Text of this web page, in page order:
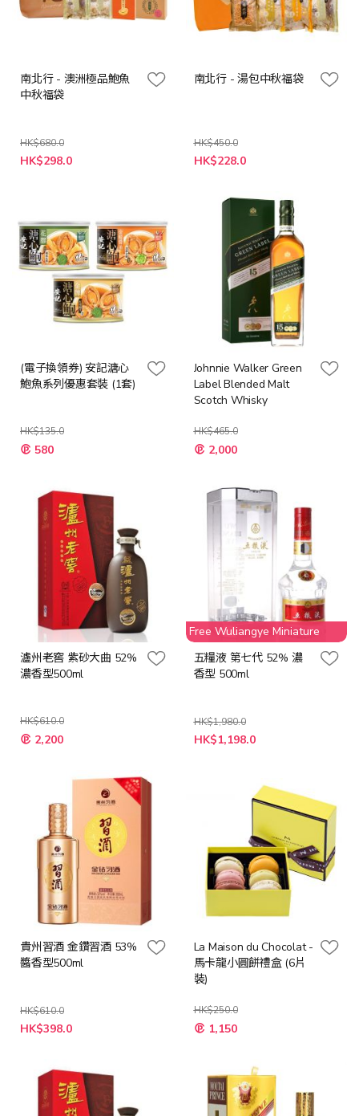
南北行 - 澳洲極品鮑魚
中秋福袋
HK$680.0
特
殊
HK$298.0
南北行 - 湯包中秋福袋
HK$450.0
特
殊
HK$228.0
(電子換領券) 安記溏心
鮑魚系列優惠套裝 (1套)
HK$135.0
特
殊 580
Johnnie Walker Green
Label Blended Malt
Scotch Whisky
HK$465.0
特
殊 2,000
瀘州老窖 紫砂大曲 52%
濃香型500ml
HK$610.0
特
殊 2,200
Free Wuliangye Miniature
五糧液 第七代 52% 濃
香型 500ml
HK$1,980.0
特
殊
HK$1,198.0
貴州習酒 金鑽習酒 53%
醬香型500ml
HK$610.0
特
殊
HK$398.0
La Maison du Chocolat -
馬卡龍小圓餅禮盒 (6片
裝)
HK$250.0
特
殊 1,150